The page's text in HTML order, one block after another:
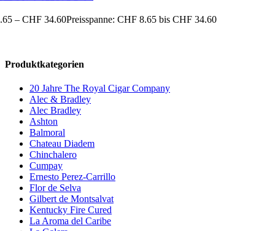
– CHF 34.60Preisspanne: CHF 8.65 bis CHF 34.60
Produktkategorien
20 Jahre The Royal Cigar Company
Alec & Bradley
Alec Bradley
Ashton
Balmoral
Chateau Diadem
Chinchalero
Cumpay
Ernesto Perez-Carrillo
Flor de Selva
Gilbert de Montsalvat
Kentucky Fire Cured
La Aroma del Caribe